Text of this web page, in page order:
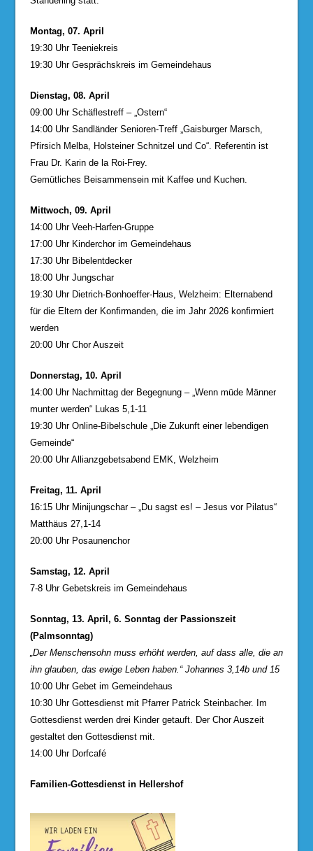
Montag, 07. April
19:30 Uhr Teeniekreis
19:30 Uhr Gesprächskreis im Gemeindehaus
Dienstag, 08. April
09:00 Uhr Schäflestreff – „Ostern“
14:00 Uhr Sandländer Senioren-Treff „Gaisburger Marsch,
Pfirsich Melba, Holsteiner Schnitzel und Co“. Referentin ist
Frau Dr. Karin de la Roi-Frey.
Gemütliches Beisammensein mit Kaffee und Kuchen.
Mittwoch, 09. April
14:00 Uhr Veeh-Harfen-Gruppe
17:00 Uhr Kinderchor im Gemeindehaus
17:30 Uhr Bibelentdecker
18:00 Uhr Jungschar
19:30 Uhr Dietrich-Bonhoeffer-Haus, Welzheim: Elternabend
für die Eltern der Konfirmanden, die im Jahr 2026 konfirmiert
werden
20:00 Uhr Chor Auszeit
Donnerstag, 10. April
14:00 Uhr Nachmittag der Begegnung – „Wenn müde Männer
munter werden“ Lukas 5,1-11
19:30 Uhr Online-Bibelschule „Die Zukunft einer lebendigen
Gemeinde“
20:00 Uhr Allianzgebetsabend EMK, Welzheim
Freitag, 11. April
16:15 Uhr Minijungschar – „Du sagst es! – Jesus vor Pilatus“
Matthäus 27,1-14
20:00 Uhr Posaunenchor
Samstag, 12. April
7-8 Uhr Gebetskreis im Gemeindehaus
Sonntag, 13. April, 6. Sonntag der Passionszeit
(Palmsonntag)
„Der Menschensohn muss erhöht werden, auf dass alle, die an
ihn glauben, das ewige Leben haben.“ Johannes 3,14b und 15
10:00 Uhr Gebet im Gemeindehaus
10:30 Uhr Gottesdienst mit Pfarrer Patrick Steinbacher. Im
Gottesdienst werden drei Kinder getauft. Der Chor Auszeit
gestaltet den Gottesdienst mit.
14:00 Uhr Dorfcafé
Familien-Gottesdienst in Hellershof